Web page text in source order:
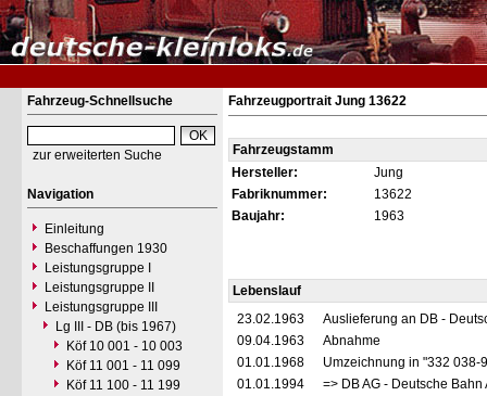
Fahrzeug-Schnellsuche
zur erweiterten Suche
Navigation
Einleitung
Beschaffungen 1930
Leistungsgruppe I
Leistungsgruppe II
Leistungsgruppe III
Lg III - DB (bis 1967)
Köf 10 001 - 10 003
Köf 11 001 - 11 099
Köf 11 100 - 11 199
Fahrzeugportrait Jung 13622
Fahrzeugstamm
Hersteller:
Jung
Fabriknummer:
13622
Baujahr:
1963
Lebenslauf
23.02.1963
Auslieferung an DB -
09.04.1963
Abnahme
01.01.1968
Umzeichnung in "332 038-
01.01.1994
=> DB AG - Deutsche